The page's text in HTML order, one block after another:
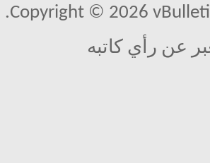
Copyright © 2026
عن رأي كاتبه